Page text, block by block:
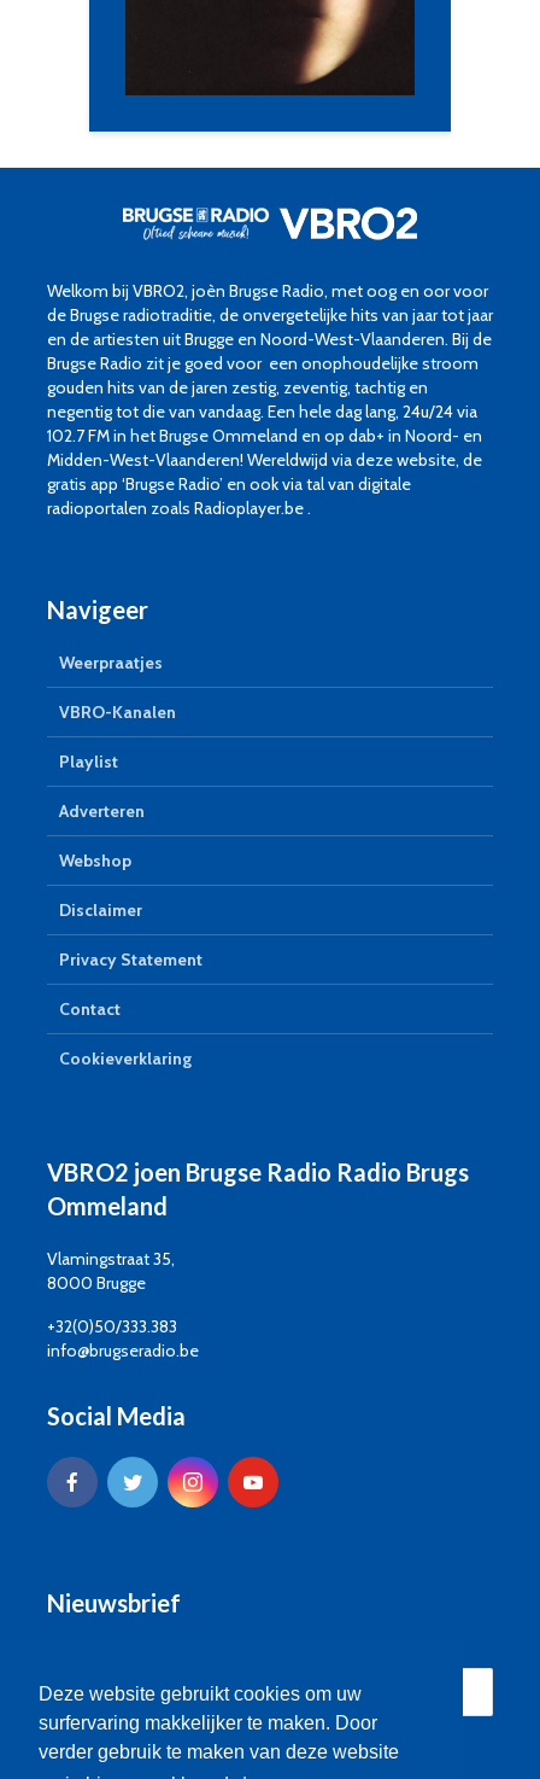
Deze website gebruikt cookies om uw
surfervaring makkelijker te maken. Door
verder gebruik te maken van deze website
Welkom bij VBRO2, joèn Brugse Radio, met oog en oor voor
de Brugse radiotraditie, de onvergetelijke hits van jaar tot jaar
en de artiesten uit Brugge en Noord-West-Vlaanderen. Bij de
Brugse Radio zit je goed voor een onophoudelijke stroom
gouden hits van de jaren zestig, zeventig, tachtig en
negentig tot die van vandaag. Een hele dag lang, 24u/24 via
102.7 FM in het Brugse Ommeland en op dab+ in Noord- en
Midden-West-Vlaanderen! Wereldwijd via deze website, de
gratis app ‘Brugse Radio’ en ook via tal van digitale
radioportalen zoals Radioplayer.be .
Navigeer
Weerpraatjes
VBRO-Kanalen
Playlist
Adverteren
Webshop
Disclaimer
Privacy Statement
Contact
Cookieverklaring
VBRO2 joen Brugse Radio Radio Brugs
Ommeland
Vlamingstraat 35,
8000 Brugge
+32(0)50/333.383
info@brugseradio.be
Social Media
Nieuwsbrief